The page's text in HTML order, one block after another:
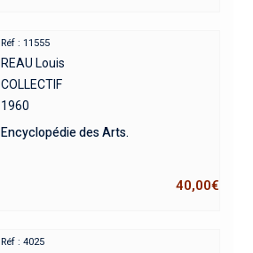
Réf : 11555
REAU Louis
COLLECTIF
1960
Encyclopédie des Arts.
40,00€
Réf : 4025